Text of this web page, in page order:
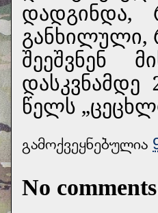
დადგინდა,
განხილული,
შეეშვნენ
წელს
გამოქვეყნებულია
No